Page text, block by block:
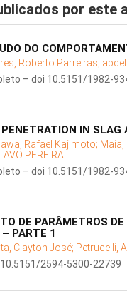
por este
DO
Roberto Parreiras;
– doi 10.5151/1982-
IN SLAG
Rafael Kajimoto; Maia,
PEREIRA
– doi 10.5151/1982-
DE PARÂMETROS
– PARTE 1
Clayton José; Petrucelli,
2594-5300-22739